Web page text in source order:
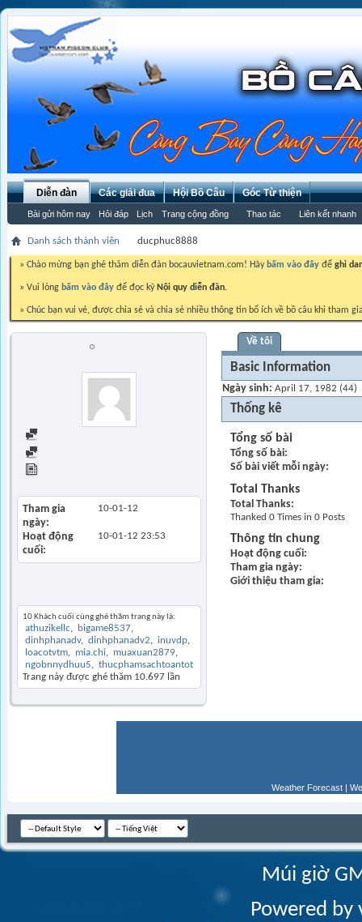
Diễn đàn
Bài gửi hôm nay Hỏi đáp Lịch Trang cộng đồng Thao tác Liên kết nhanh
Các giải đua Hội Bồ Câu Góc Từ thiện
Danh sách thành viên ducphuc8888
» Chào mừng bạn ghé thăm diễn đàn bocauvietnam.com! Hãy bấm vào đây để ghi
» Vui lòng bấm vào đây để đọc kỹ Nội quy diễn đàn.
» Chúc bạn vui vẻ, được chia sẻ và chia sẻ nhiều thông tin bổ ích về bồ câu khi tham
Tham gia
ngày
10-01-12
Hoạt động
cuối
10-01-12 23:53
10 Khách cuối cùng ghé thăm trang này là:
athuzikellc
bigame8537
dinhphanadv
dinhphanadv2
inuvdp
loacotvtm
mia.chi
muaxuan2879
ngobnnydhuu5
thucphamsachtoantot
Trang này được ghé thăm 10.697 lần
Về tôi
Basic Information
Ngày sinh April 17, 1982 (44)
Thống kê
Tổng số bài
Tổng số bài
Số bài viết mỗi ngày
Total Thanks
Total Thanks
Thanked 0 Times in 0 Posts
Thông tin chung
Hoạt động cuối
Tham gia ngày
Giới thiệu tham gia
Weather Forecast |
Múi giờ
Powered